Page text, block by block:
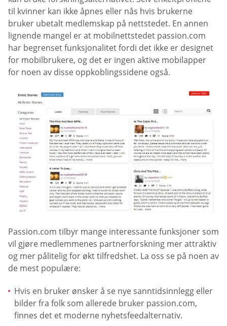
til kvinner kan ikke åpnes eller nås hvis brukerne
bruker ubetalt medlemskap på nettstedet. En annen
lignende mangel er at mobilnettstedet passion.com
har begrenset funksjonalitet fordi det ikke er designet
for mobilbrukere, og det er ingen aktive mobilapper
for noen av disse oppkoblingssidene også.
Passion.com tilbyr mange interessante funksjoner som
vil gjøre medlemmenes partnerforskning mer attraktiv
og mer pålitelig for økt tilfredshet. La oss se på noen av
de mest populære:
Hvis en bruker ønsker å se nye sanntidsinnlegg eller
bilder fra folk som allerede bruker passion.com,
finnes det et moderne nyhetsfeedalternativ.